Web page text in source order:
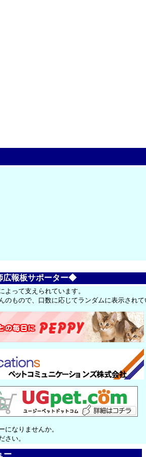
報板サポーター◆
って支えられています。
のもので、口数に応じてランダムに表示され
になりませんか。
さい。
ー